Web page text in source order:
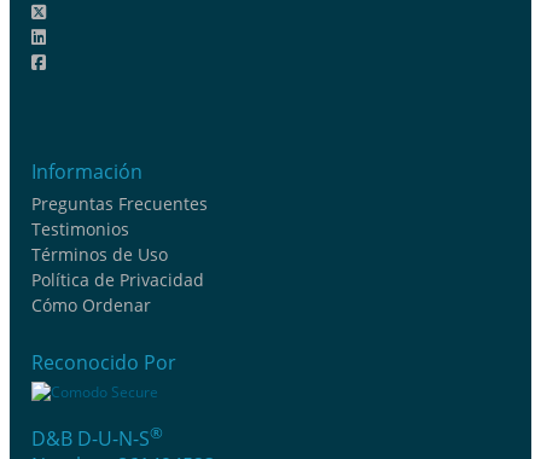
Información
Preguntas Frecuentes
Testimonios
Términos de Uso
Política de Privacidad
Cómo Ordenar
Reconocido Por
D&B D-U-N-S®